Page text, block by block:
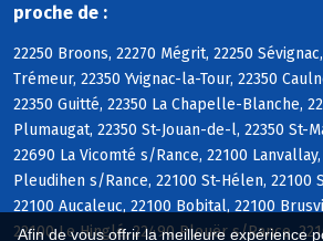
Afin de vous offrir la meilleure expérience
proche de :
22250 Broons, 22270 Mégrit, 22250
Trémeur, 22350 Yvignac-la-Tour, 22350
22350 Guitté, 22350 La Chapelle-Blanche,
Plumaugat, 22350 St-Jouan-de-l, 22350 St-
22690 La Vicomté s/Rance, 22100
Pleudihen s/Rance, 22100 St-Hélen, 22100
22100 Aucaleuc, 22100 Bobital, 22100
22100 Le Hinglé, 22490 Plouër s/Rance,